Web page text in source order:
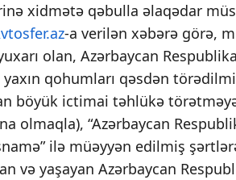
xidmətə qəbulla əlaqədar
-a verilən xəbərə görə,
olan, Azərbaycan
yaxın qohumları qəsdən
böyük ictimai təhlükə
olmaqla), “Azərbaycan
ilə müəyyən edilmiş
və yaşayan Azərbaycan